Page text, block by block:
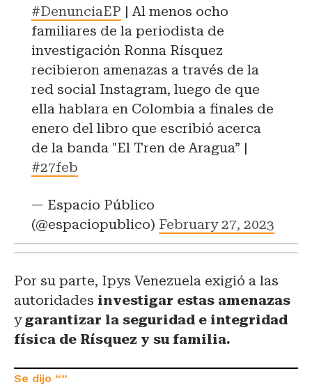
#DenunciaEP | Al menos ocho
familiares de la periodista de
investigación Ronna Rísquez
recibieron amenazas a través de la
red social Instagram, luego de que
ella hablara en Colombia a finales de
enero del libro que escribió acerca
de la banda "El Tren de Aragua” |
#27feb
— Espacio Público
(@espaciopublico) February 27, 2023
Por su parte, Ipys Venezuela exigió a las
autoridades investigar estas amenazas
ygarantizar la seguridad e integridad
física de Rísquez y su familia.